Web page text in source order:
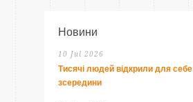
Новини
10 Jul 2026
Тисячі людей відкрили для
зсередини